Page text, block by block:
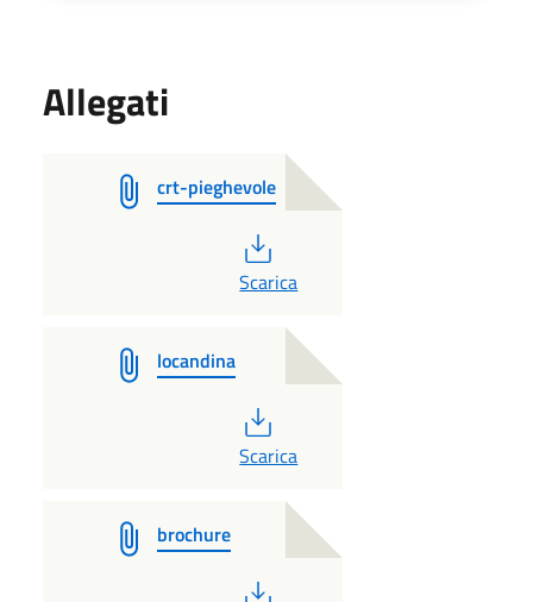
Allegati
crt-pieghevole
PDF
Scarica
locandina
PDF
Scarica
brochure